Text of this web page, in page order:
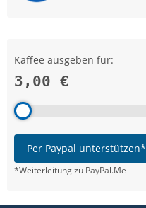
Kaffee ausgeben für:
3,00 €
Per Paypal unterstützen*
*Weiterleitung zu PayPal.Me